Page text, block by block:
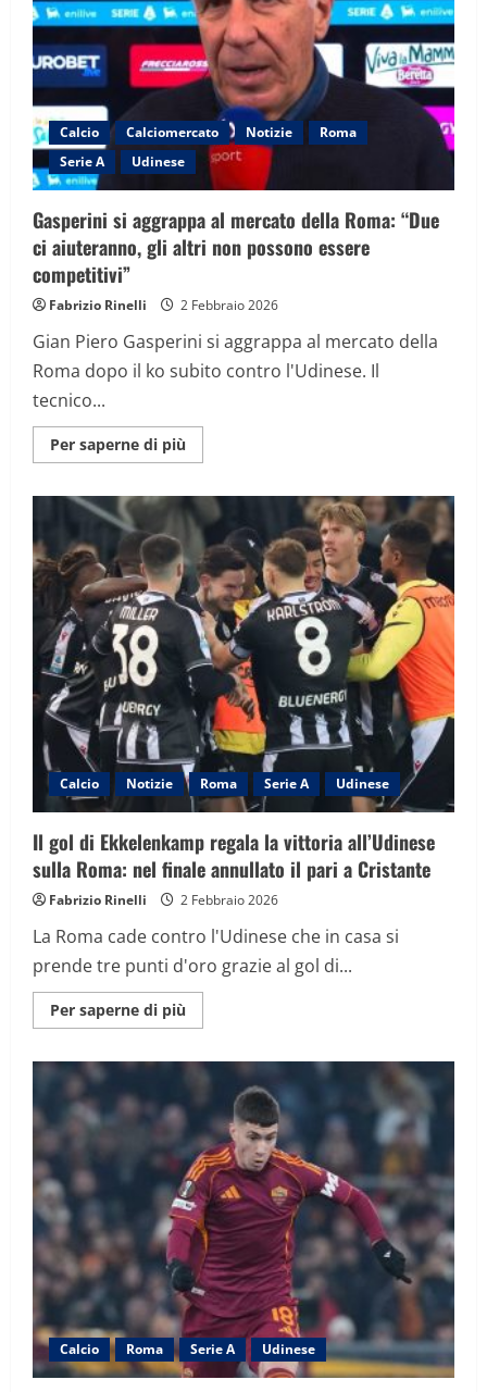
Calcio Calciomercato Notizie
Roma
Serie A
Udinese
Gasperini si aggrappa al mercato della Roma: “Due
ci aiuteranno, gli altri non possono essere
competitivi”
Fabrizio Rinelli 2 Febbraio 2026
Gian Piero Gasperini si aggrappa al mercato della
Roma dopo il ko subito contro l'Udinese. Il
tecnico...
Per saperne di più
informazioni
si
aggrappa
al
mercato
della
Roma:
“Due
ci
aiuteranno,
gli
altri
non
possono
essere
competitivi”
Calcio Notizie Roma Serie A Udinese
Il gol di Ekkelenkamp regala la vittoria all’Udinese
sulla Roma: nel finale annullato il pari a Cristante
Fabrizio Rinelli 2 Febbraio 2026
La Roma cade contro l'Udinese che in casa si
prende tre punti d'oro grazie al gol di...
Per saperne di più
informazioni
gol
Ekkelenkamp
regala
la
vittoria
all’Udinese
sulla
Roma:
nel
finale
annullato
il
pari
a
Cristante
Calcio Roma Serie A Udinese